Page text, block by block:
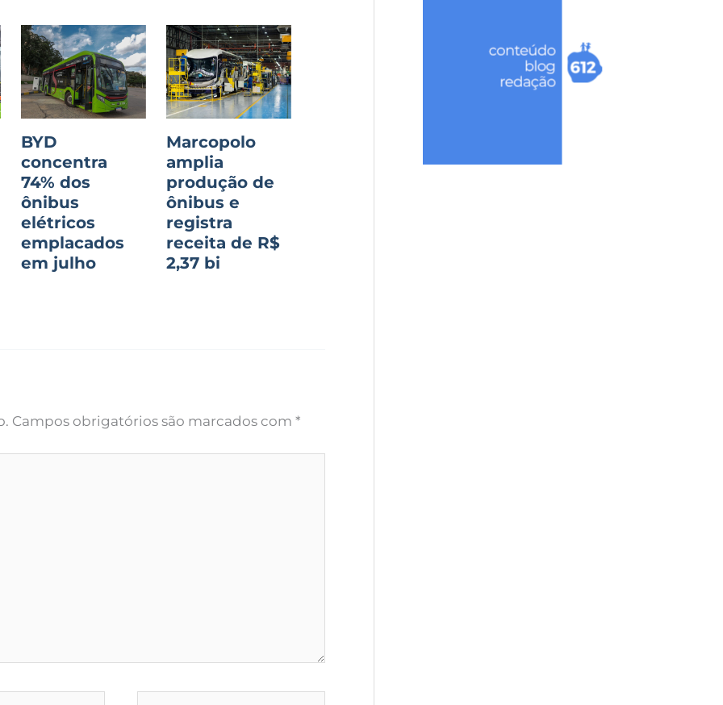
BYD
concentra
74% dos
ônibus
elétricos
emplacados
em julho
Marcopolo
amplia
produção de
ônibus e
registra
receita de R$
2,37 bi
Campos obrigatórios são marcados com *